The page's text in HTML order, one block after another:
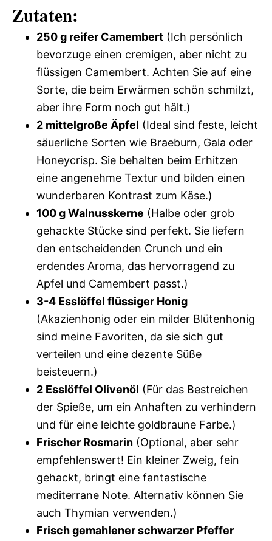
Zutaten:
250 g reifer Camembert (Ich persönlich
bevorzuge einen cremigen, aber nicht zu
flüssigen Camembert. Achten Sie auf eine
Sorte, die beim Erwärmen schön schmilzt,
aber ihre Form noch gut hält.)
2 mittelgroße Äpfel (Ideal sind feste, leicht
säuerliche Sorten wie Braeburn, Gala oder
Honeycrisp. Sie behalten beim Erhitzen
eine angenehme Textur und bilden einen
wunderbaren Kontrast zum Käse.)
100 g Walnusskerne (Halbe oder grob
gehackte Stücke sind perfekt. Sie liefern
den entscheidenden Crunch und ein
erdendes Aroma, das hervorragend zu
Apfel und Camembert passt.)
3-4 Esslöffel flüssiger Honig
(Akazienhonig oder ein milder Blütenhonig
sind meine Favoriten, da sie sich gut
verteilen und eine dezente Süße
beisteuern.)
2 Esslöffel Olivenöl (Für das Bestreichen
der Spieße, um ein Anhaften zu verhindern
und für eine leichte goldbraune Farbe.)
Frischer Rosmarin (Optional, aber sehr
empfehlenswert! Ein kleiner Zweig, fein
gehackt, bringt eine fantastische
mediterrane Note. Alternativ können Sie
auch Thymian verwenden.)
Frisch gemahlener schwarzer Pfeffer